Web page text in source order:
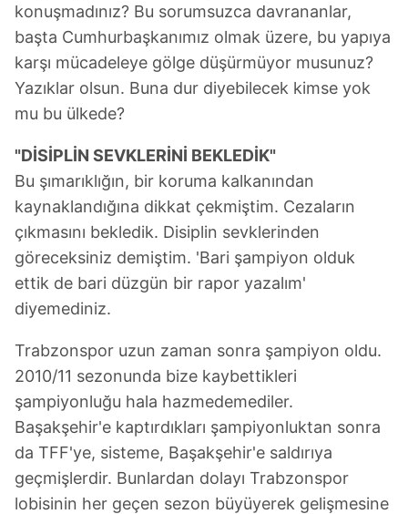
6698 sayılı Kişisel Verilerin Korunması Kanunu uyarınca
hazırlanmış Aydınlatma Metnimizi okumak ve sitemizde
ilgili mevzuata uygun olarak kullanılan çerezlerle ilgili bilgi
almak için lütfen tıklayınız.
konuşmadınız? Bu sorumsuzca davrananlar,
başta Cumhurbaşkanımız olmak üzere, bu yapıya
karşı mücadeleye gölge düşürmüyor musunuz?
Yazıklar olsun. Buna dur diyebilecek kimse yok
mu bu ülkede?
"DİSİPLİN SEVKLERİNİ BEKLEDİK"
Bu şımarıklığın, bir koruma kalkanından
kaynaklandığına dikkat çekmiştim. Cezaların
çıkmasını bekledik. Disiplin sevklerinden
göreceksiniz demiştim. 'Bari şampiyon olduk
ettik de bari düzgün bir rapor yazalım'
diyemediniz.
Trabzonspor uzun zaman sonra şampiyon oldu.
2010/11 sezonunda bize kaybettikleri
şampiyonluğu hala hazmedemediler.
Başakşehir'e kaptırdıkları şampiyonluktan sonra
da TFF'ye, sisteme, Başakşehir'e saldırıya
geçmişlerdir. Bunlardan dolayı Trabzonspor
lobisinin her geçen sezon büyüyerek gelişmesine